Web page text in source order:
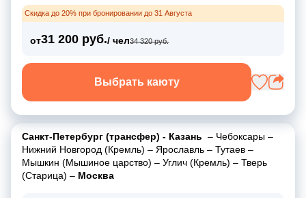
Скидка до 20% при бронировании до 31 Августа
от31 200 руб./ чел34 320 руб.
Выбрать каюту
Санкт-Петербург (трансфер) - Казань – Чебоксары –
Нижний Новгород (Кремль) – Ярославль – Тутаев –
Мышкин (Мышиное царство) – Углич (Кремль) – Тверь
(Старица) – Москва